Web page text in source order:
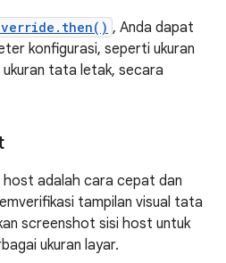
, Anda dapat
konfigurasi, seperti ukuran
tata letak, secara
host adalah cara cepat dan
tampilan visual tata
screenshot sisi host untuk
ukuran layar.